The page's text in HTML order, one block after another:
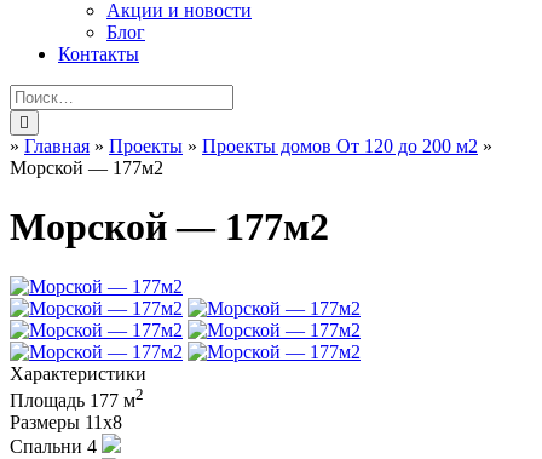
Акции и новости
Блог
Контакты
» Главная » Проекты » Проекты домов От 120 до 200 м2 »
Морской — 177м2
Морской — 177м2
Характеристики
Площадь 177 м2
Размеры 11х8
Спальни 4